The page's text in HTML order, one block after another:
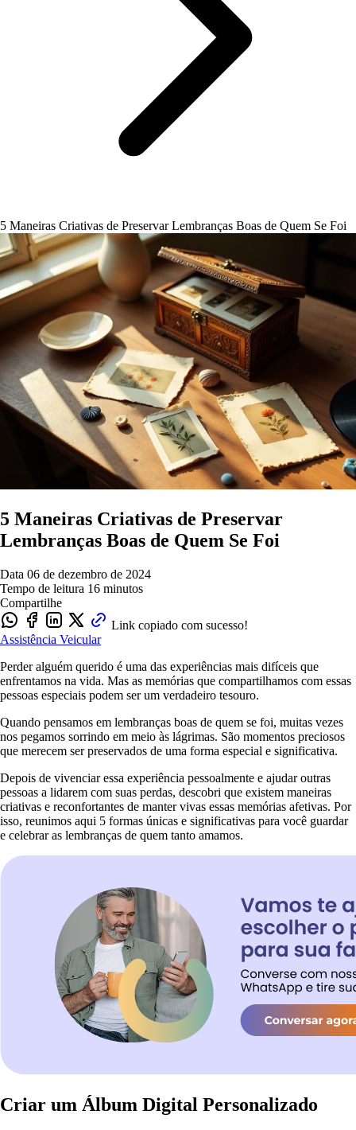
5 Maneiras Criativas de Preservar Lembranças Boas de Quem Se Foi
5 Maneiras Criativas de Preservar
Lembranças Boas de Quem Se Foi
Data 06 de dezembro de 2024
Tempo de leitura 16 minutos
Compartilhe
Link copiado com sucesso!
Assistência Veicular
Perder alguém querido é uma das experiências mais difíceis que
enfrentamos na vida. Mas as memórias que compartilhamos com essas
pessoas especiais podem ser um verdadeiro tesouro.
Quando pensamos em lembranças boas de quem se foi, muitas vezes
nos pegamos sorrindo em meio às lágrimas. São momentos preciosos
que merecem ser preservados de uma forma especial e significativa.
Depois de vivenciar essa experiência pessoalmente e ajudar outras
pessoas a lidarem com suas perdas, descobri que existem maneiras
criativas e reconfortantes de manter vivas essas memórias afetivas. Por
isso, reunimos aqui 5 formas únicas e significativas para você guardar
e celebrar as lembranças de quem tanto amamos.
Criar um Álbum Digital Personalizado